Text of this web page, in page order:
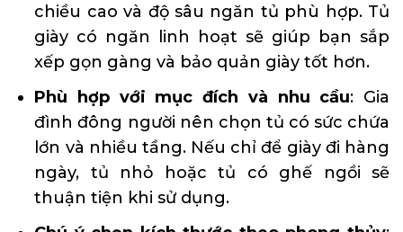
chiều cao và độ sâu ngăn tủ phù hợp. Tủ
giày có ngăn linh hoạt sẽ giúp bạn sắp
xếp gọn gàng và bảo quản giày tốt hơn.
Phù hợp với mục đích và nhu cầu: Gia
đình đông người nên chọn tủ có sức chứa
lớn và nhiều tầng. Nếu chỉ để giày đi hàng
ngày, tủ nhỏ hoặc tủ có ghế ngồi sẽ
thuận tiện khi sử dụng.